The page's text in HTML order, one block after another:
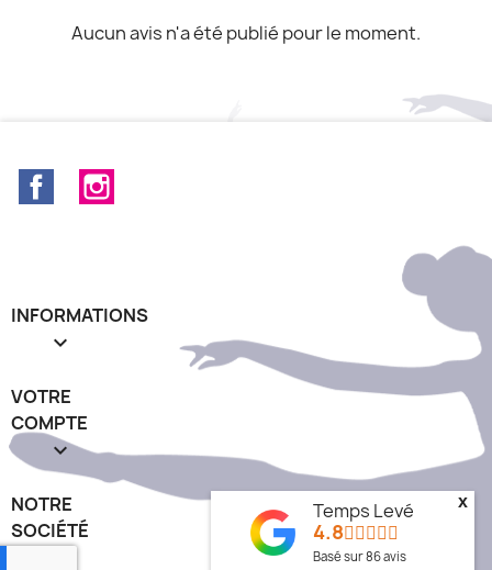
Aucun avis n'a été publié pour le moment.
Facebook
INFORMATIONS

VOTRE
COMPTE

NOTRE
SOCIÉTÉ
Temps Levé
4.8
Basé sur86avis
x